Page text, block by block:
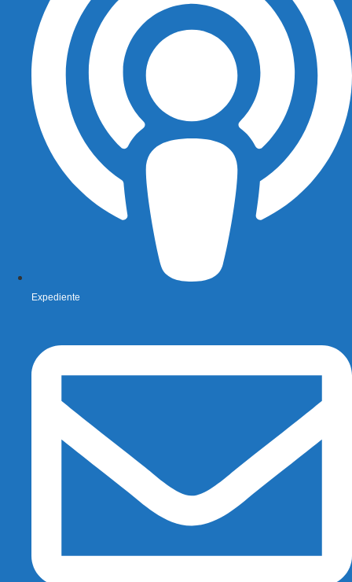
Expediente